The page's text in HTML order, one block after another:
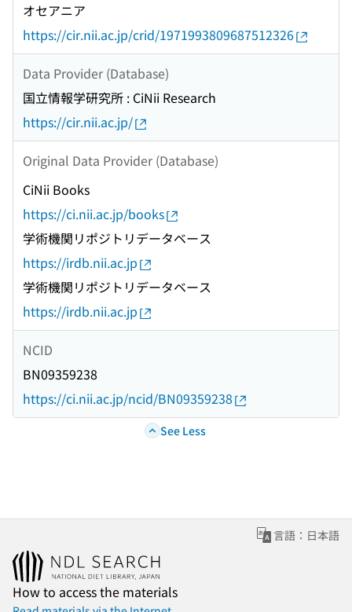
オセアニア
https://cir.nii.ac.jp/crid/1971993809687512326
Data Provider (Database)
国立情報学研究所 : CiNii Research
https://cir.nii.ac.jp/
Original Data Provider (Database)
CiNii Books
https://ci.nii.ac.jp/books
学術機関リポジトリデータベース
https://irdb.nii.ac.jp
学術機関リポジトリデータベース
https://irdb.nii.ac.jp
NCID
BN09359238
https://ci.nii.ac.jp/ncid/BN09359238
See Less
言語：日本語
How to access the materials